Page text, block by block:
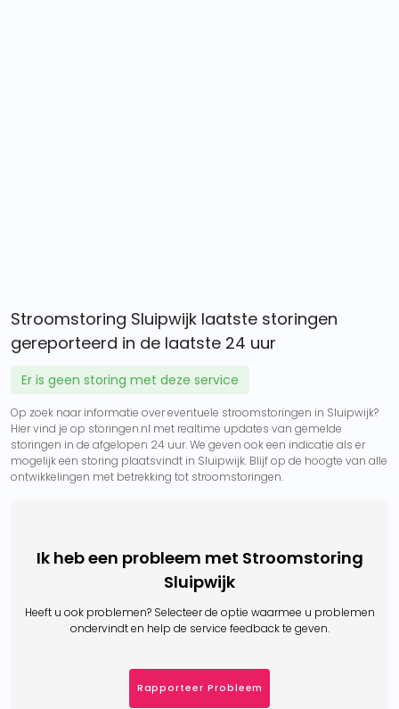
Stroomstoring Sluipwijk laatste storingen
gereporteerd in de laatste 24 uur
Er is geen storing met deze service
Op zoek naar informatie over eventuele stroomstoringen in Sluipwijk?
Hier vind je op storingen.nl met realtime updates van gemelde
storingen in de afgelopen 24 uur. We geven ook een indicatie als er
mogelijk een storing plaatsvindt in Sluipwijk. Blijf op de hoogte van alle
ontwikkelingen met betrekking tot stroomstoringen.
Ik heb een probleem met Stroomstoring
Sluipwijk
Heeft u ook problemen? Selecteer de optie waarmee u problemen
ondervindt en help de service feedback te geven.
Rapporteer Probleem